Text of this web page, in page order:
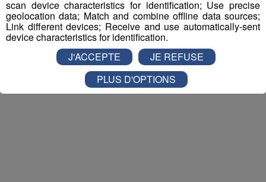
et la personne de votre choix pourWALIBI RHONE
ALPES!
Nathan est allé tester pour vous Verticalp Émosson,
dans la Vallée du Trient:
scan device characteristics for identification; Use precise
geolocation data; Match and combine offline data sources;
Link different devices; Receive and use automatically-sent
device characteristics for identification.
J'ACCEPTE
JE REFUSE
PLUS D'OPTIONS